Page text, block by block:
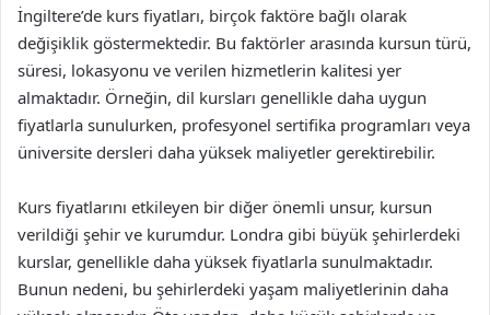
İngiltere’de kurs fiyatları, birçok faktöre bağlı olarak
değişiklik göstermektedir. Bu faktörler arasında kursun türü,
süresi, lokasyonu ve verilen hizmetlerin kalitesi yer
almaktadır. Örneğin, dil kursları genellikle daha uygun
fiyatlarla sunulurken, profesyonel sertifika programları veya
üniversite dersleri daha yüksek maliyetler gerektirebilir.
Kurs fiyatlarını etkileyen bir diğer önemli unsur, kursun
verildiği şehir ve kurumdur. Londra gibi büyük şehirlerdeki
kurslar, genellikle daha yüksek fiyatlarla sunulmaktadır.
Bunun nedeni, bu şehirlerdeki yaşam maliyetlerinin daha